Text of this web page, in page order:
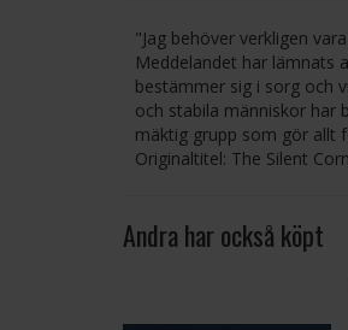
"Jag behöver verkligen
Meddelandet har lämnats
bestämmer sig i sorg och
och stabila människor har
mäktig grupp som gör allt
Originaltitel: The Silent
Andra har också köpt